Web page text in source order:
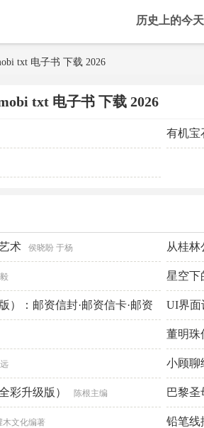
历史上的今天
txt 电子书 下载 2026
txt 电子书 下载 2026
有机宝
术 侯晓盼 于杨 从桂林
星空下
）：邮资信封·邮资信卡·邮资 UI界面
董明珠
小顾聊
彩升级版） 陈根主编 巴黎圣
木文化编著 铅笔线